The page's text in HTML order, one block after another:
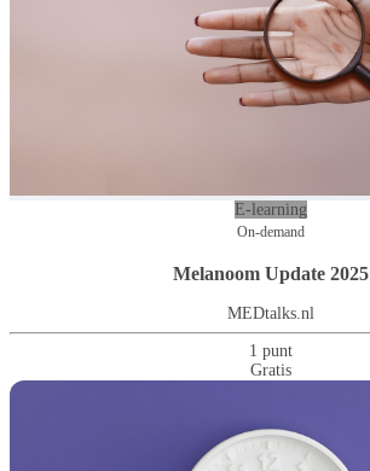
E-learning
On-demand
Melanoom Update 2025
MEDtalks.nl
1 punt
Gratis